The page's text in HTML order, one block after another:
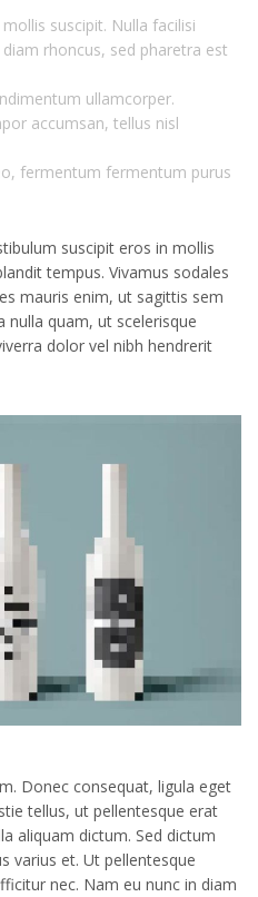
suscipit. Nulla facilisi
rhoncus, sed pharetra est
ullamcorper.
accumsan, tellus nisl
fermentum fermentum purus
suscipit eros in mollis
tempus. Vivamus sodales
mauris enim, ut sagittis sem
nulla quam, ut scelerisque
dolor vel nibh hendrerit
Donec consequat, ligula eget
tellus, ut pellentesque erat
aliquam dictum. Sed dictum
varius et. Ut pellentesque
nec. Nam eu nunc in diam